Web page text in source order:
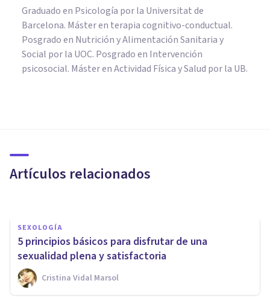
Graduado en Psicología por la Universitat de
Barcelona. Máster en terapia cognitivo-conductual.
Posgrado en Nutrición y Alimentación Sanitaria y
Social por la UOC. Posgrado en Intervención
psicosocial. Máster en Actividad Física y Salud por la UB.
Artículos relacionados
hola autonomía afectiva
SEXOLOGÍA
5 principios básicos para disfrutar de una
sexualidad plena y satisfactoria
Cristina Vidal Marsol